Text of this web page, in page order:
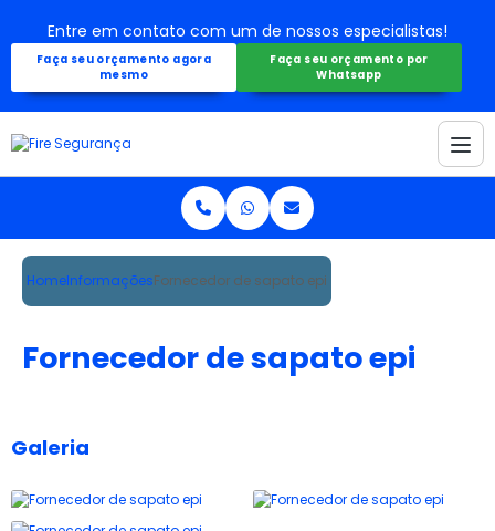
Entre em contato com um de nossos especialistas!
Faça seu orçamento agora
mesmo
Faça seu orçamento por
Whatsapp
HomeInformaçõesFornecedor de sapato epi
Fornecedor de sapato epi
Galeria